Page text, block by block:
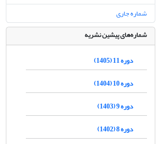
شماره جاری
شماره‌های پیشین نشریه
دوره 11 (1405)
دوره 10 (1404)
دوره 9 (1403)
دوره 8 (1402)